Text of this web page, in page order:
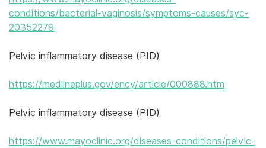
conditions/bacterial-vaginosis/symptoms-causes/syc-
20352279
Pelvic inflammatory disease (PID)
https://medlineplus.gov/ency/article/000888.htm
Pelvic inflammatory disease (PID)
https://www.mayoclinic.org/diseases-conditions/pelvic-